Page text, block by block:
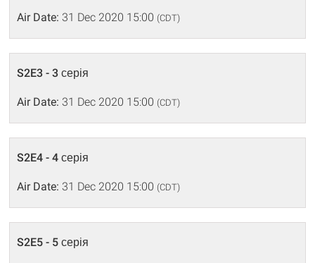
Air Date: 31 Dec 2020 15:00 (CDT)
S2E3 - 3 серія
Air Date: 31 Dec 2020 15:00 (CDT)
S2E4 - 4 серія
Air Date: 31 Dec 2020 15:00 (CDT)
S2E5 - 5 серія